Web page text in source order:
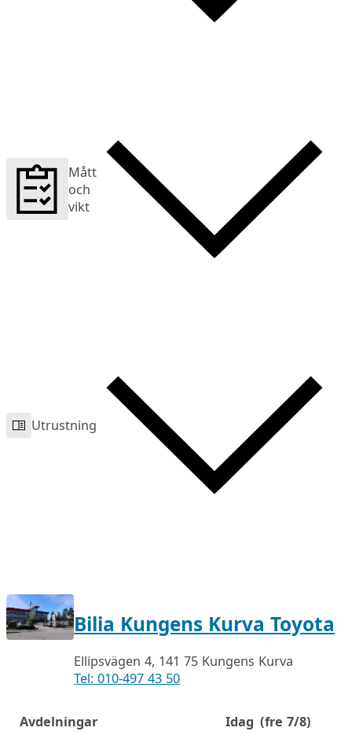
Mått
och
vikt
Utrustning
Bilia Kungens Kurva Toyota
Ellipsvägen 4, 141 75 Kungens Kurva
Tel: 010-497 43 50
Avdelningar Idag (fre 7/8)